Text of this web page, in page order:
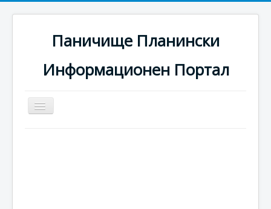
Паничище Планински
Информационен Портал
Превключи
навигация